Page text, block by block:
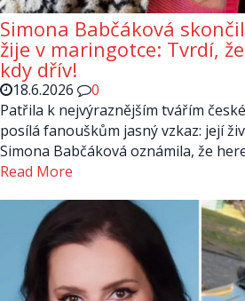
Simona Babčáková
žije v maringotce: Tvrdí,
kdy dřív!
18.6.2026
0
Patřila k nejvýraznějším tvářím
posílá fanouškům jasný vzkaz: její
Simona Babčáková oznámila, že
Read More